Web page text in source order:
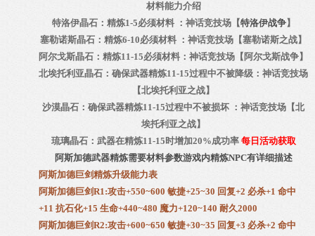
材料能力介绍
特洛伊晶石：精炼1-5必须材料 ：神话竞技场【特洛伊战争】
塞勒诺斯晶石：精炼6-10必须材料 ：神话竞技场【塞勒诺斯之战】
阿尔戈斯晶石：精炼11-15必须材料：神话竞技场【阿尔戈斯战争】
北埃托利亚晶石：确保武器精炼11-15过程中不被降级：神话竞技场
【北埃托利亚之战】
沙漠晶石：确保武器精炼11-15过程中不被损坏 ：神话竞技场【北
埃托利亚之战】
琉璃晶石：武器在精炼11-15时增加20%成功率 每日活动获取
阿斯加德武器精炼需要材料参数游戏内精炼NPC有详细描述
阿斯加德巨剑精炼升级能力表
阿斯加德巨剑R1:攻击+550~600 敏捷+25~30 回复+2 必杀+1 命中
+11 抗石化+15 生命+440~480 魔力+120~140 耐久2000
阿斯加德巨剑R2:攻击+600~650 敏捷+30~35 回复+3 必杀+2 命中